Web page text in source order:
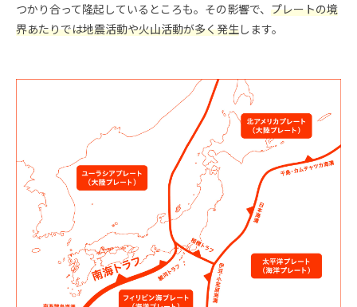
つかり合って隆起しているところも。その影響で、 プレートの境
界あたりでは地震活動や火山活動が多く発生します。